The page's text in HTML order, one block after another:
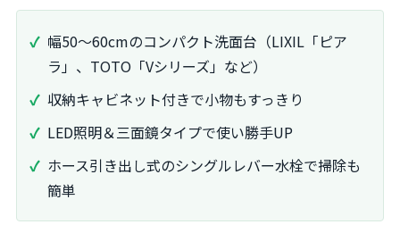
幅50～60cmのコンパクト洗面台（LIXIL「ピア
ラ」、TOTO「Vシリーズ」など）
収納キャビネット付きで小物もすっきり
LED照明＆三面鏡タイプで使い勝手UP
ホース引き出し式のシングルレバー水栓で掃除も
簡単